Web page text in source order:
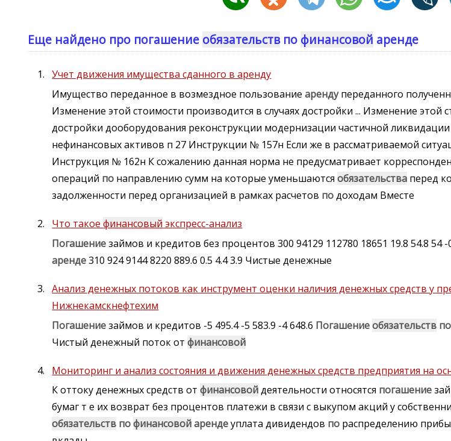
Еще найдено про погашение обязательствпо финансовой аренде
Учет движения имущества сданного в аренду
Имущество переданное в возмездное пользованиеарендупереданного
Изменение этой стоимости производится в случаях достройки ... Изменение этой
достройки дооборудования реконструкции модернизации частичной
нефинансовых активов п 27 Инструкции № 157н Если же в рассматриваемой
Инструкция № 162н К сожалению данная норма не предусматривает
операций по направлению сумм на которые уменьшаютсяобязательства перед
задолженности перед организацией в рамках расчетов подоходам Вместе
Что такоефинансовый экспресс-анализ
Погашениезаймов и кредитов без процентов 300 94129 112780 18651 19.8 54.8 54 -
аренде310 924 9144 8220 889.6 0.5 4.4 3.9 Чистые денежные
Анализ денежных потоков как инструмент оценки наличия денежных средств у
Нижнекамскнефтехим
Погашениезаймов и кредитов -5 495.4 -5 583.9 -4 648.6 Погашениеобязательств по
Чистый денежный поток отфинансовой
Мониторинг и анализ состояния и движения денежных средств предприятия на
К оттоку денежных средств отфинансовойдеятельности относятся погашение
бумаг т е их возврат без процентов платежи в связи с выкупом акций у
обязательств пофинансовойарендеуплата дивидендов по распределению